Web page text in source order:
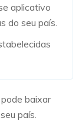
aplicativo
do seu país.
baixar
país.